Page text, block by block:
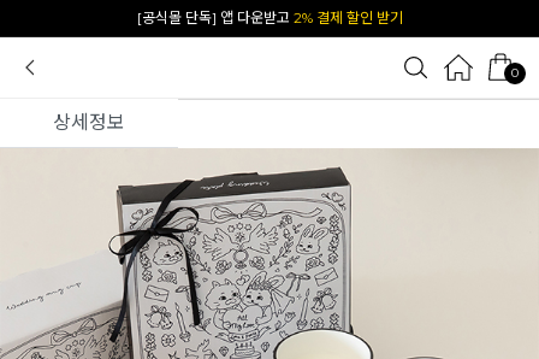
카카오 플친 추가하면1천원 즉시 할인 쿠폰
0
상세정보